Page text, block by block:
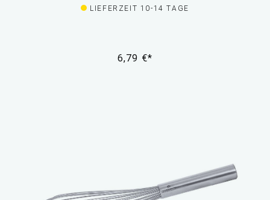
LIEFERZEIT 10-14 TAGE
6,79 €*